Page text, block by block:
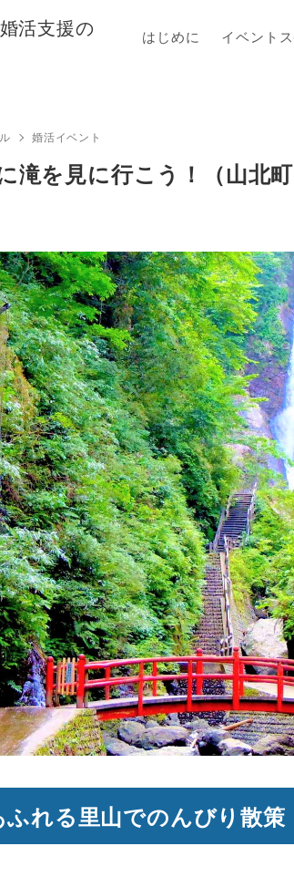
活支援の はじめに イベント
婚活イベント
を見に行こう！（山北町
れる里山でのんびり散策